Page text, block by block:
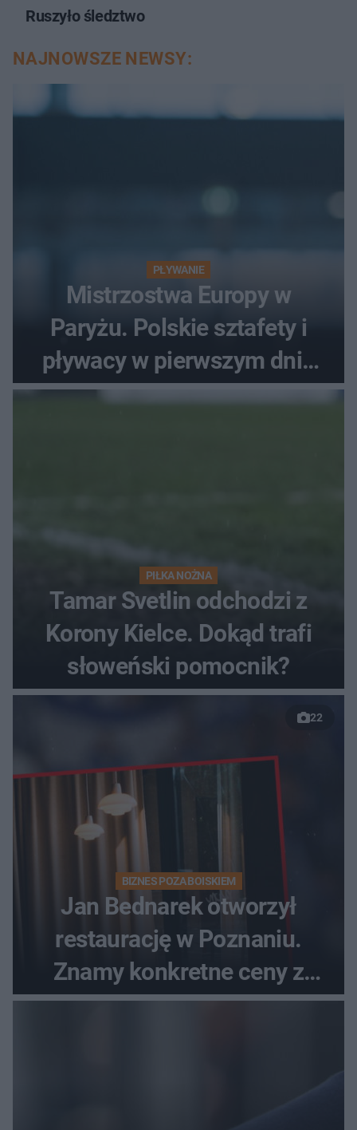
Ruszyło śledztwo
NAJNOWSZE NEWSY:
PŁYWANIE
Mistrzostwa Europy w
Paryżu. Polskie sztafety i
pływacy w pierwszym dniu
finałów
PIŁKA NOŻNA
Tamar Svetlin odchodzi z
Korony Kielce. Dokąd trafi
słoweński pomocnik?
22
BIZNES POZA BOISKIEM
Jan Bednarek otworzył
restaurację w Poznaniu.
Znamy konkretne ceny z
menu